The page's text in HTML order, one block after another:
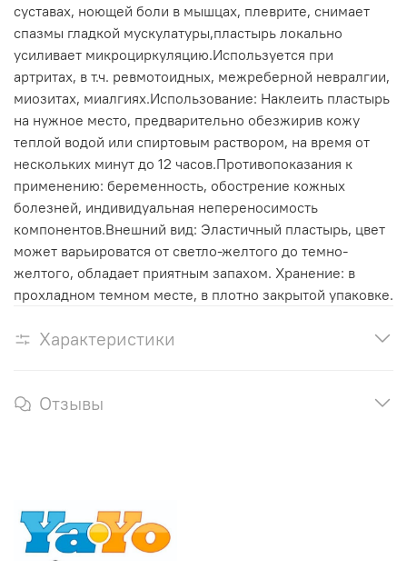
суставах, ноющей боли в мышцах, плеврите, снимает
спазмы гладкой мускулатуры,пластырь локально
усиливает микроциркуляцию.Используется при
артритах, в т.ч. ревмотоидных, межреберной невралгии,
миозитах, миалгиях.Использование: Наклеить пластырь
на нужное место, предварительно обезжирив кожу
теплой водой или спиртовым раствором, на время от
нескольких минут до 12 часов.Противопоказания к
применению: беременность, обострение кожных
болезней, индивидуальная непереносимость
компонентов.Внешний вид: Эластичный пластырь, цвет
может варьироватся от светло-желтого до темно-
желтого, обладает приятным запахом. Хранение: в
прохладном темном месте, в плотно закрытой упаковке.
Характеристики
Отзывы